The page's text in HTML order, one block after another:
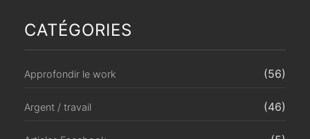
CATÉGORIES
Approfondir le work (56)
Argent / travail (46)